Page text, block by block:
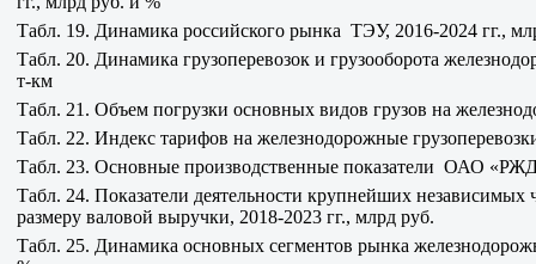
Табл. 19. Динамика российского рынка ТЭУ, 2016-2024 гг.,
Табл. 20. Динамика грузоперевозок и грузооборота
т-км
Табл. 21. Объем погрузки основных видов грузов на
Табл. 22. Индекс тарифов на железнодорожные
Табл. 23. Основные производственные показатели ОАО
Табл. 24. Показатели деятельности крупнейших независимых
размеру валовой выручки, 2018-2023 гг., млрд руб.
Табл. 25. Динамика основных сегментов рынка